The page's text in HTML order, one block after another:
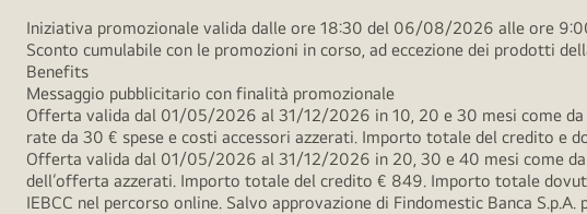
Iniziativa promozionale valida dalle ore 18:30 del 06/08/2026 alle ore
Sconto cumulabile con le promozioni in corso, ad eccezione dei prodotti
Benefits
Messaggio pubblicitario con finalità promozionale
Offerta valida dal 01/05/2026 al 31/12/2026 in 10, 20 e 30 mesi come da
rate da 30 € spese e costi accessori azzerati. Importo totale del credito e
Offerta valida dal 01/05/2026 al 31/12/2026 in 20, 30 e 40 mesi come da
dell’offerta azzerati. Importo totale del credito € 849. Importo totale
IEBCC nel percorso online. Salvo approvazione di Findomestic Banca